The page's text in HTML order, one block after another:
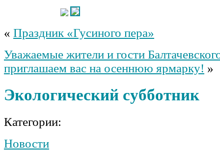
« Праздник «Гусиного пера»
Уважаемые жители и гости
приглашаем вас на осеннюю ярмарку! »
Экологический субботник
Категории:
Новости